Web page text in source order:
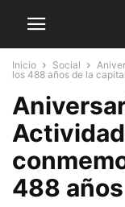
Inicio Social
los 488 años de la capital
488